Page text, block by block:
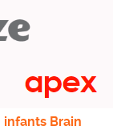
infants Brain